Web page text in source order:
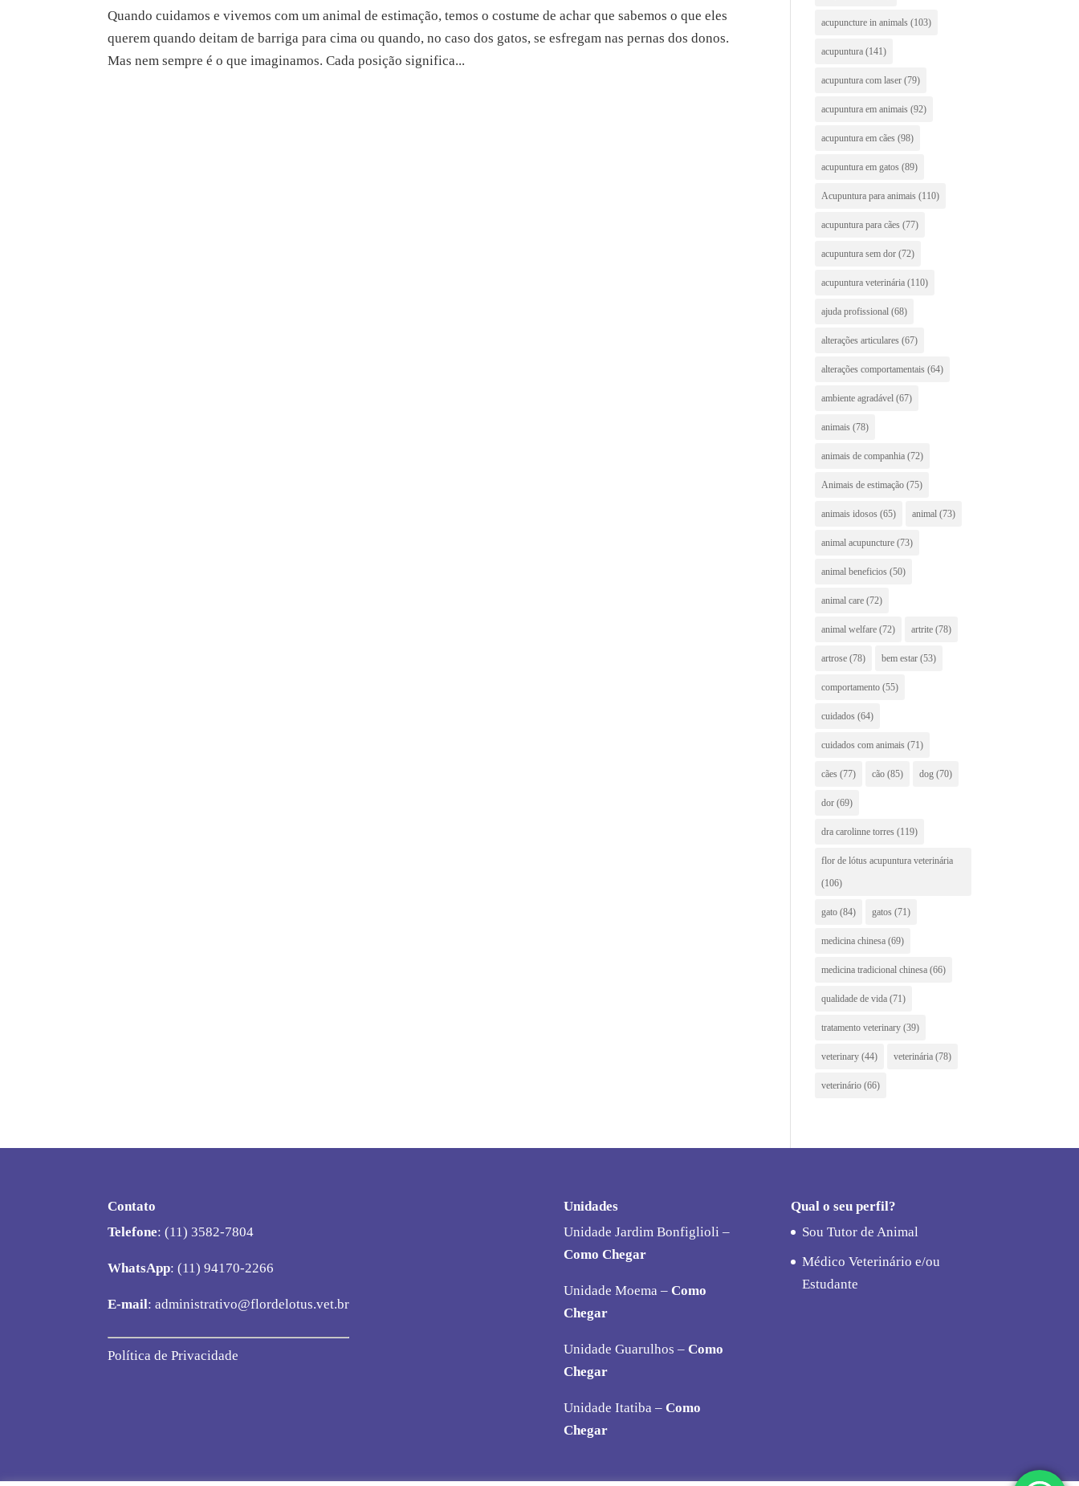
Quando cuidamos e vivemos com um animal de estimação, temos o costume de achar que sabemos o que eles
querem quando deitam de barriga para cima ou quando, no caso dos gatos, se esfregam nas pernas dos donos.
Mas nem sempre é o que imaginamos. Cada posição significa...
acupuncture in animals (103)
acupuntura (141)
acupuntura com laser (79)
acupuntura em animais (92)
acupuntura em cães (98)
acupuntura em gatos (89)
Acupuntura para animais (110)
acupuntura para cães (77)
acupuntura sem dor (72)
acupuntura veterinária (110)
ajuda profissional (68)
alterações articulares (67)
alterações comportamentais (64)
ambiente agradável (67)
animais (78)
animais de companhia (72)
Animais de estimação (75)
animais idosos (65) animal (73)
animal acupuncture (73)
animal beneficios (50)
animal care (72)
animal welfare (72) artrite (78)
artrose (78) bem estar (53)
comportamento (55)
cuidados (64)
cuidados com animais (71)
cães (77) cão (85) dog (70)
dor (69)
dra carolinne torres (119)
flor de lótus acupuntura veterinária
(106)
gato (84) gatos (71)
medicina chinesa (69)
medicina tradicional chinesa (66)
qualidade de vida (71)
tratamento veterinary (39)
veterinary (44) veterinária (78)
veterinário (66)
Contato
Telefone: (11) 3582-7804
WhatsApp: (11) 94170-2266
E-mail: administrativo@flordelotus.vet.br
Política de Privacidade
Unidades
Unidade Jardim Bonfiglioli –
Como Chegar
Unidade Moema – Como
Chegar
Unidade Guarulhos – Como
Chegar
Unidade Itatiba – Como
Chegar
Qual o seu perfil?
Sou Tutor de Animal
Médico Veterinário e/ou
Estudante